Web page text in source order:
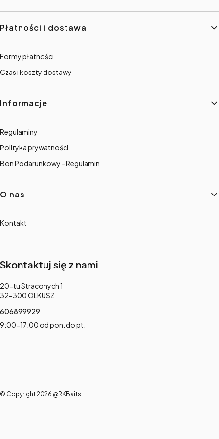
Płatności i dostawa
Formy płatności
Czas i koszty dostawy
Informacje
Regulaminy
Polityka prywatności
Bon Podarunkowy - Regulamin
O nas
Kontakt
Skontaktuj się z nami
Adres:
20-tu Straconych 1
32-300 OLKUSZ
606899929
9:00-17:00 od pon. do pt.
© Copyright 2026 @RKBaits